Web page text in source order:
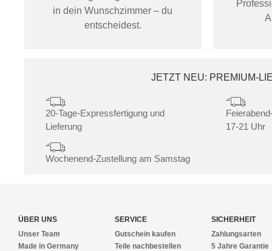
in dein Wunschzimmer – du
entscheidest.
JETZT NEU: PREMIUM-
20-Tage-Expressfertigung und
Lieferung
17-21 Uhr
Wochenend-Zustellung am Samstag
ÜBER UNS
Unser Team
Made in Germany
SERVICE
Gutschein kaufen
Teile nachbestellen
SICHERHEIT
Zahlungsarten
5 Jahre Garantie